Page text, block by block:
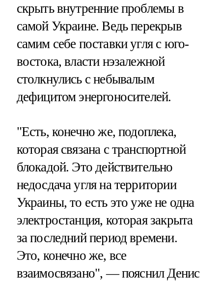
скрыть внутренние проблемы в
самой Украине. Ведь перекрыв
самим себе поставки угля с юго-
востока, власти нэзалежной
столкнулись с небывалым
дефицитом энергоносителей.
"Есть, конечно же, подоплека,
которая связана с транспортной
блокадой. Это действительно
недосдача угля на территории
Украины, то есть это уже не одна
электростанция, которая закрыта
за последний период времени.
Это, конечно же, все
взаимосвязано", — пояснил Денис